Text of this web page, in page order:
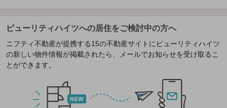
ピューリティハイツへの居住をご検討中の方へ
ニフティ不動産が提携する15の不動産サイトにピューリティハイツ
の新しい物件情報が掲載されたら、メールでお知らせを受け取るこ
とができます。